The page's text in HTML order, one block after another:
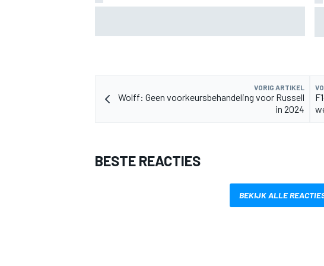
VORIG ARTIKEL
Wolff: Geen voorkeursbehandeling voor Russell
in 2024
BESTE REACTIES
BEKIJK ALLE